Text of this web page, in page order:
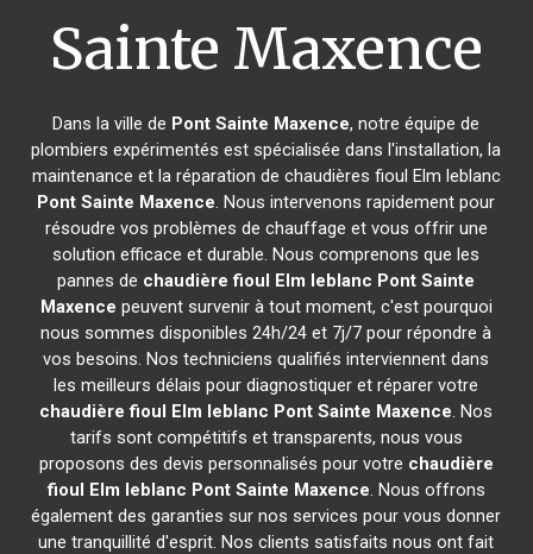
Sainte Maxence
Dans la ville de Pont Sainte Maxence, notre équipe de
plombiers expérimentés est spécialisée dans l'installation, la
maintenance et la réparation de chaudières fioul Elm leblanc
Pont Sainte Maxence. Nous intervenons rapidement pour
résoudre vos problèmes de chauffage et vous offrir une
solution efficace et durable. Nous comprenons que les
pannes de chaudière fioul Elm leblanc Pont Sainte
Maxence peuvent survenir à tout moment, c'est pourquoi
nous sommes disponibles 24h/24 et 7j/7 pour répondre à
vos besoins. Nos techniciens qualifiés interviennent dans
les meilleurs délais pour diagnostiquer et réparer votre
chaudière fioul Elm leblanc Pont Sainte Maxence. Nos
tarifs sont compétitifs et transparents, nous vous
proposons des devis personnalisés pour votre chaudière
fioul Elm leblanc Pont Sainte Maxence. Nous offrons
également des garanties sur nos services pour vous donner
une tranquillité d'esprit. Nos clients satisfaits nous ont fait